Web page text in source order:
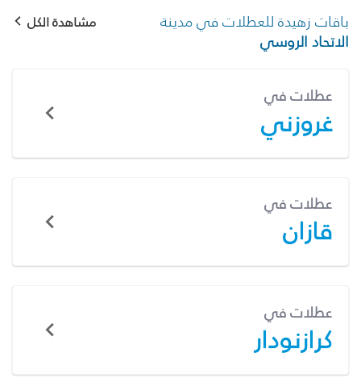
باقات زهيدة للعطلات في مدينة
الاتحاد الروسي
مشاهدة الكل
عطلات في
غروزني
عطلات في
قازان
عطلات في
كرازنودار